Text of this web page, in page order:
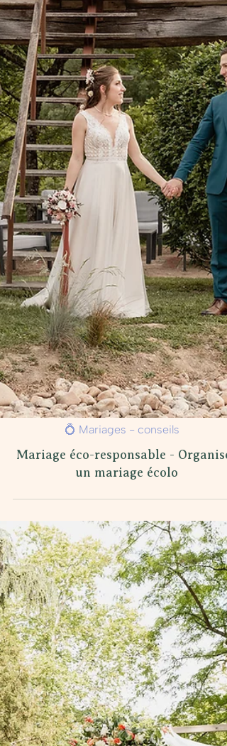
💍 Mariages - conseils
Mariage éco-responsable -
un mariage écolo